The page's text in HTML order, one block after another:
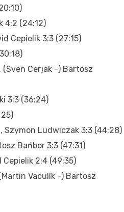
4:2 (24:12)
Cepielik 3:3 (27:15)
(Sven Cerjak -) Bartosz
3:3 (36:24)
Szymon Ludwiczak 3:3 (44:28)
Bańbor 3:3 (47:31)
Cepielik 2:4 (49:35)
Vaculík -) Bartosz